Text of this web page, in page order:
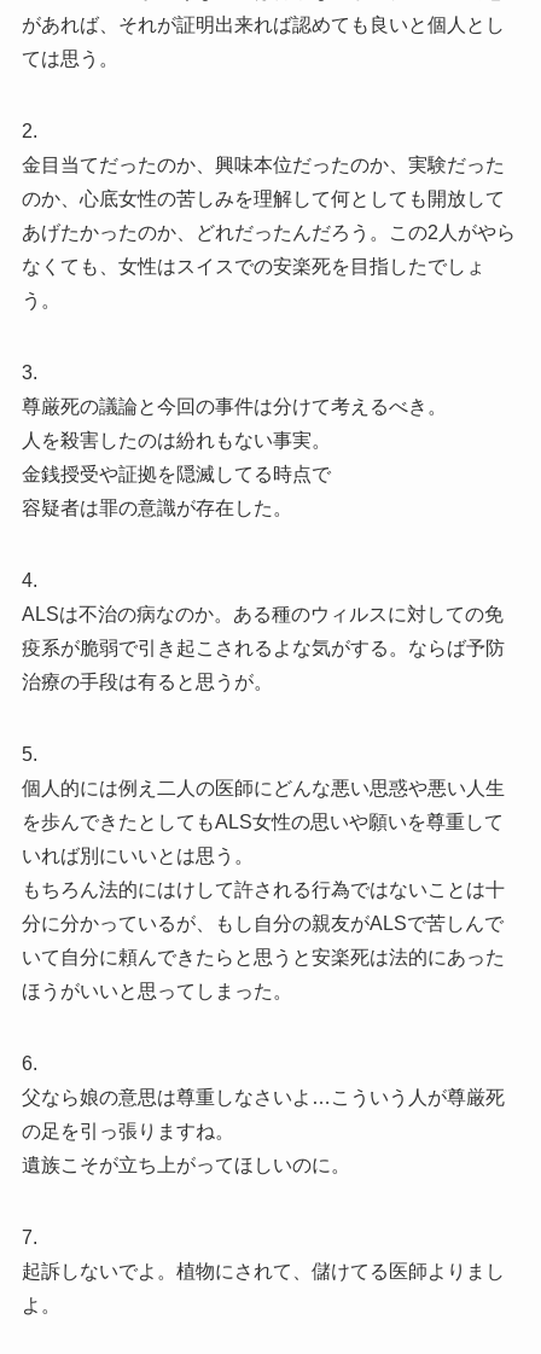
があれば、それが証明出来れば認めても良いと個人とし
ては思う。
2.
金目当てだったのか、興味本位だったのか、実験だった
のか、心底女性の苦しみを理解して何としても開放して
あげたかったのか、どれだったんだろう。この2人がやら
なくても、女性はスイスでの安楽死を目指したでしょ
う。
3.
尊厳死の議論と今回の事件は分けて考えるべき。
人を殺害したのは紛れもない事実。
金銭授受や証拠を隠滅してる時点で
容疑者は罪の意識が存在した。
4.
ALSは不治の病なのか。ある種のウィルスに対しての免
疫系が脆弱で引き起こされるよな気がする。ならば予防
治療の手段は有ると思うが。
5.
個人的には例え二人の医師にどんな悪い思惑や悪い人生
を歩んできたとしてもALS女性の思いや願いを尊重して
いれば別にいいとは思う。
もちろん法的にはけして許される行為ではないことは十
分に分かっているが、もし自分の親友がALSで苦しんで
いて自分に頼んできたらと思うと安楽死は法的にあった
ほうがいいと思ってしまった。
6.
父なら娘の意思は尊重しなさいよ…こういう人が尊厳死
の足を引っ張りますね。
遺族こそが立ち上がってほしいのに。
7.
起訴しないでよ。植物にされて、儲けてる医師よりまし
よ。